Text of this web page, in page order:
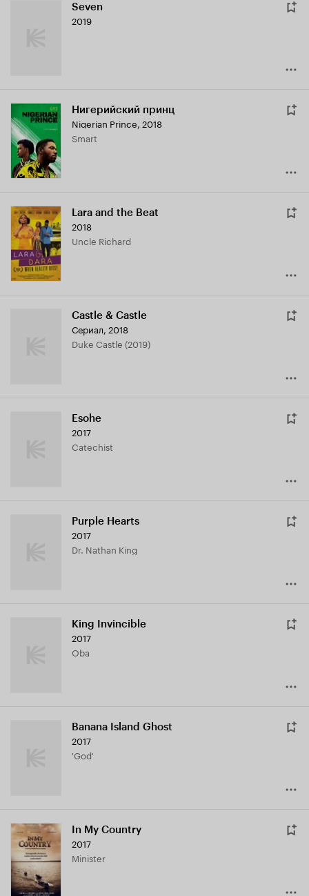
Seven
2019
Нигерийский принц
Nigerian Prince, 2018
Smart
Lara and the Beat
2018
Uncle Richard
Castle & Castle
Сериал, 2018
Duke Castle (2019)
Esohe
2017
Catechist
Purple Hearts
2017
Dr. Nathan King
King Invincible
2017
Oba
Banana Island Ghost
2017
'God'
In My Country
2017
Minister